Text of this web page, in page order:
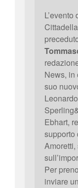
News, in
suo
Ebhart,
supporto
Per
inviare